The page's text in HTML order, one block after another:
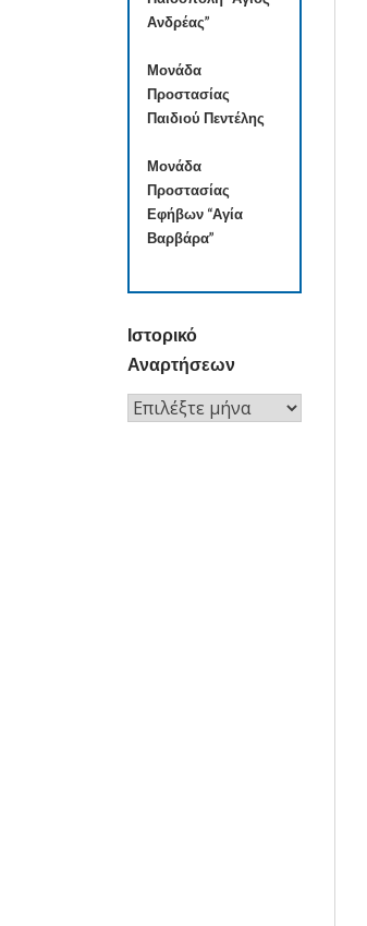
Ανδρέας”
Μονάδα
Προστασίας
Παιδιού Πεντέλης
Μονάδα
Προστασίας
Εφήβων “Αγία
Βαρβάρα”
Ιστορικό
Αναρτήσεων
Ιστορικό